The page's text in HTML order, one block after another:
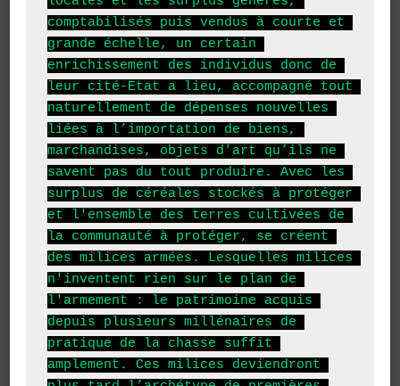
comptabilisés puis vendus à courte et
grande échelle, un certain
enrichissement des individus donc de
leur cité-Etat a lieu, accompagné tout
naturellement de dépenses nouvelles
liées à l’importation de biens,
marchandises, objets d’art qu’ils ne
savent pas du tout produire. Avec les
surplus de céréales stockés à protéger
et l'ensemble des terres cultivées de
la communauté à protéger, se créent
des milices armées. Lesquelles milices
n'inventent rien sur le plan de
l'armement : le patrimoine acquis
depuis plusieurs millénaires de
pratique de la chasse suffit
amplement. Ces milices deviendront